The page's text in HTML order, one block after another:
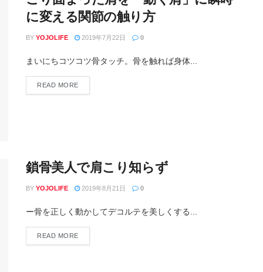
に変える関節の触り方
BY YOJOLIFE 2019年7月22日 0
まいにちコツコツ骨タッチ。骨を触れば身体...
READ MORE
鎖骨美人で肩こり知らず
BY YOJOLIFE 2019年8月21日 0
ー骨を正しく動かしてデコルテを美しくする...
READ MORE